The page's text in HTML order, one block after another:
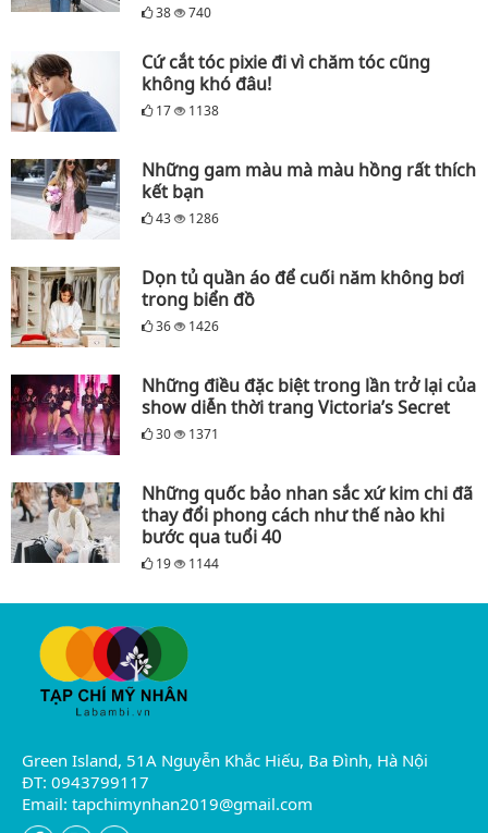
38 740
Cứ cắt tóc pixie đi vì chăm tóc cũng
không khó đâu!
17 1138
Những gam màu mà màu hồng rất thích
kết bạn
43 1286
Dọn tủ quần áo để cuối năm không bơi
trong biển đồ
36 1426
Những điều đặc biệt trong lần trở lại của
show diễn thời trang Victoria’s Secret
30 1371
Những quốc bảo nhan sắc xứ kim chi đã
thay đổi phong cách như thế nào khi
bước qua tuổi 40
19 1144
Green Island, 51A Nguyễn Khắc Hiếu, Ba Đình, Hà Nội
ĐT: 0943799117
Email: tapchimynhan2019@gmail.com